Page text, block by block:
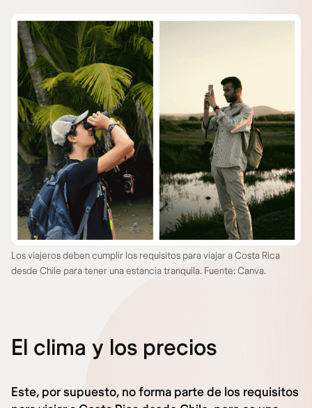
Los viajeros deben cumplir los requisitos para viajar a Costa Rica
desde Chile para tener una estancia tranquila. Fuente: Canva.
El clima y los precios
Este, por supuesto, no forma parte de los requisitos